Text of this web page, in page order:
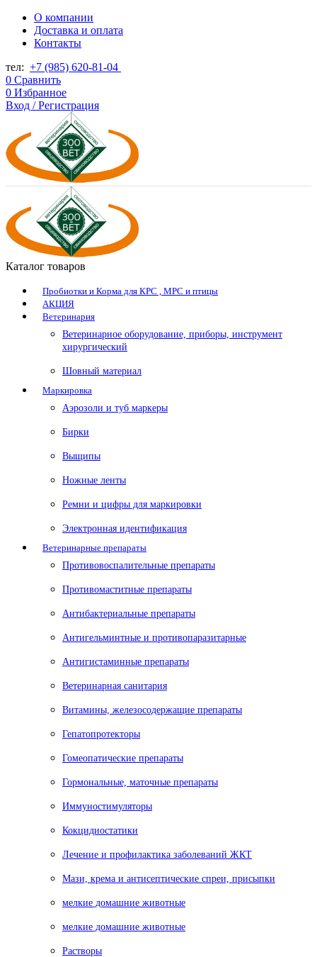
О компании
Доставка и оплата
Контакты
тел: +7 (985) 620-81-04
0 Сравнить
0 Избранное
Вход / Регистрация
Каталог товаров
Пробиотки и Корма для КРС , МРС и птицы
АКЦИЯ
Ветеринария
Ветеринарное оборудование, приборы, инструмент
хирургический
Шовный материал
Маркировка
Аэрозоли и туб маркеры
Бирки
Выщипы
Ножные ленты
Ремни и цифры для маркировки
Электронная идентификация
Ветеринарные препараты
Противовоспалительные препараты
Противомаститные препараты
Антибактериальные препараты
Антигельминтные и противопаразитарные
Антигистаминные препараты
Ветеринарная санитария
Витамины, железосодержащие препараты
Гепатопротекторы
Гомеопатические препараты
Гормональные, маточные препараты
Иммуностимуляторы
Кокцидиостатики
Лечение и профилактика заболеваний ЖКТ
Мази, крема и антисептические спреи, присыпки
мелкие домашние животные
мелкие домашние животные
Растворы